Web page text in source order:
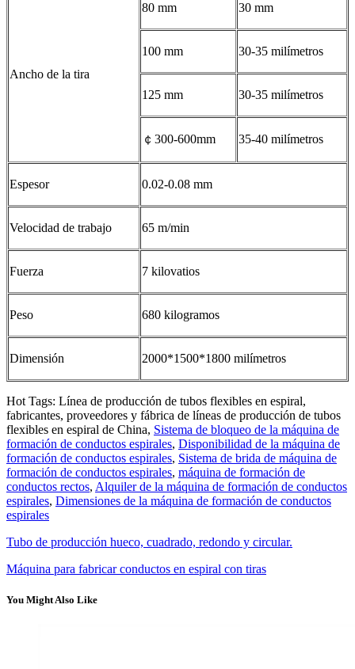
Ancho de la tira
80 mm 30 mm
100 mm 30-35 milímetros
125 mm 30-35 milímetros
￠300-600mm 35-40 milímetros
Espesor 0.02-0.08 mm
Velocidad de trabajo 65 m/min
Fuerza 7 kilovatios
Peso 680 kilogramos
Dimensión 2000*1500*1800 milímetros
Hot Tags: Línea de producción de tubos flexibles en espiral,
fabricantes, proveedores y fábrica de líneas de producción de tubos
flexibles en espiral de China, Sistema de bloqueo de la máquina de
formación de conductos espirales, Disponibilidad de la máquina de
formación de conductos espirales, Sistema de brida de máquina de
formación de conductos espirales, máquina de formación de
conductos rectos, Alquiler de la máquina de formación de conductos
espirales, Dimensiones de la máquina de formación de conductos
espirales
Tubo de producción hueco, cuadrado, redondo y circular.
Máquina para fabricar conductos en espiral con tiras
You Might Also Like